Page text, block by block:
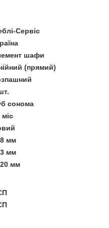
Сервіс
шафи
(прямий)
сонома
міс
мм
мм
мм